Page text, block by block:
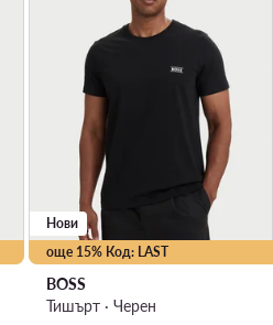
още 15% Код: LAST
Нови
BOSS
Тишърт · Черен